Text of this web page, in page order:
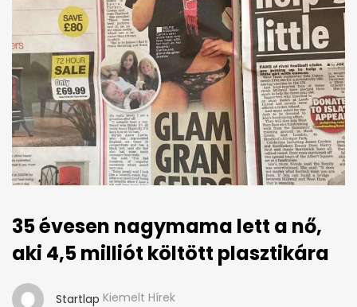
35 évesen nagymama lett a nő,
aki 4,5 milliót költött plasztikára
Startlap Kiemelt Hírek